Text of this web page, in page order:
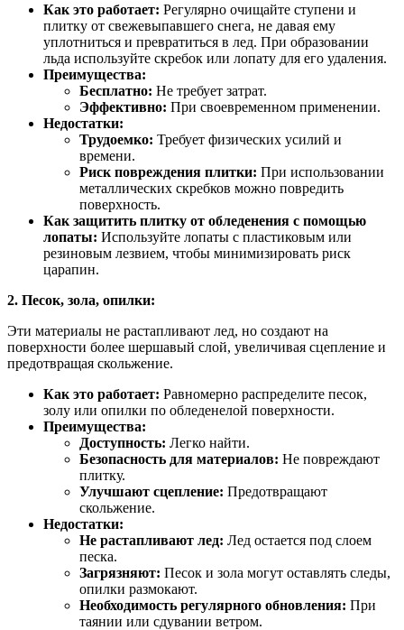
Как это работает: Регулярно очищайте ступени и
плитку от свежевыпавшего снега, не давая ему
уплотниться и превратиться в лед. При образовании
льда используйте скребок или лопату для его удаления.
Преимущества:
Бесплатно: Не требует затрат.
Эффективно: При своевременном применении.
Недостатки:
Трудоемко: Требует физических усилий и
времени.
Риск повреждения плитки: При использовании
металлических скребков можно повредить
поверхность.
Как защитить плитку от обледенения с помощью
лопаты: Используйте лопаты с пластиковым или
резиновым лезвием, чтобы минимизировать риск
царапин.
2. Песок, зола, опилки:
Эти материалы не растапливают лед, но создают на
поверхности более шершавый слой, увеличивая сцепление и
предотвращая скольжение.
Как это работает: Равномерно распределите песок,
золу или опилки по обледенелой поверхности.
Преимущества:
Доступность: Легко найти.
Безопасность для материалов: Не повреждают
плитку.
Улучшают сцепление: Предотвращают
скольжение.
Недостатки:
Не растапливают лед: Лед остается под слоем
песка.
Загрязняют: Песок и зола могут оставлять следы,
опилки размокают.
Необходимость регулярного обновления: При
таянии или сдувании ветром.